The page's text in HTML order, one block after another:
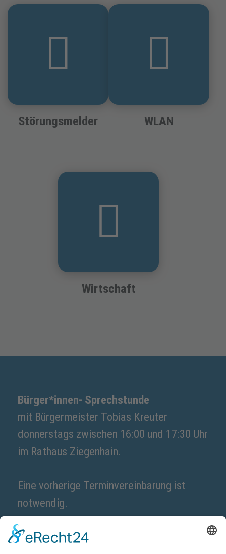
Störungsmelder WLAN
Wirtschaft
Bürger*innen- Sprechstunde
mit Bürgermeister Tobias Kreuter
donnerstags zwischen 16:00 und 17:30 Uhr
im Rathaus Ziegenhain.
Eine vorherige Terminvereinbarung ist
notwendig.